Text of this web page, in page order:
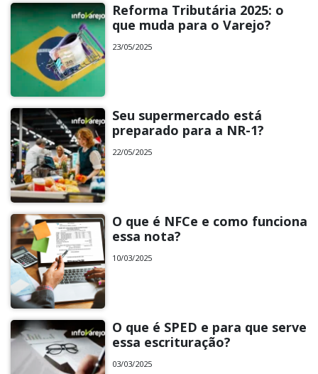
Reforma Tributária 2025: o
que muda para o Varejo?
23/05/2025
Seu supermercado está
preparado para a NR-1?
22/05/2025
O que é NFCe e como funciona
essa nota?
10/03/2025
O que é SPED e para que serve
essa escrituração?
03/03/2025